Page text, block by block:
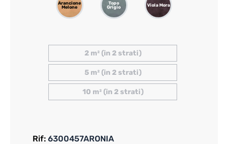
Rif: 6300457ARONIA
2 m² (in 2 strati)
5 m² (in 2 strati)
10 m² (in 2 strati)
Arancione
Melone
Topo
Grigio
Viola Mora